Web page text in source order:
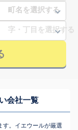
会社一覧
す。イエウールが厳選